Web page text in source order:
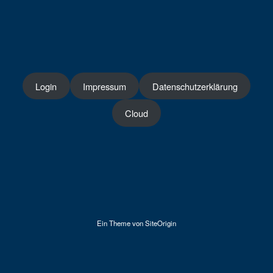
Login Impressum Datenschutzerklärung
Cloud
Ein Theme vonSiteOrigin